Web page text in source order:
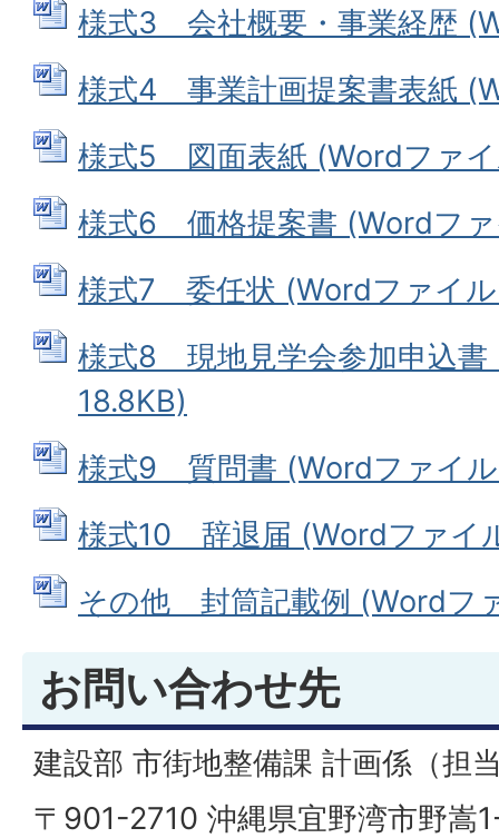
様式3 会社概要・事業経歴
様式4 事業計画提案書表紙
様式5 図面表紙 (Wordファイ
様式6 価格提案書 (Wordファ
様式7 委任状 (Wordファイル
様式8 現地見学会参加申込書
18.8KB)
様式9 質問書 (Wordファイル
様式10 辞退届 (Wordファイ
その他 封筒記載例 (Wordフ
お問い合わせ先
建設部 市街地整備課 計画係（担
〒901-2710 沖縄県宜野湾市野嵩